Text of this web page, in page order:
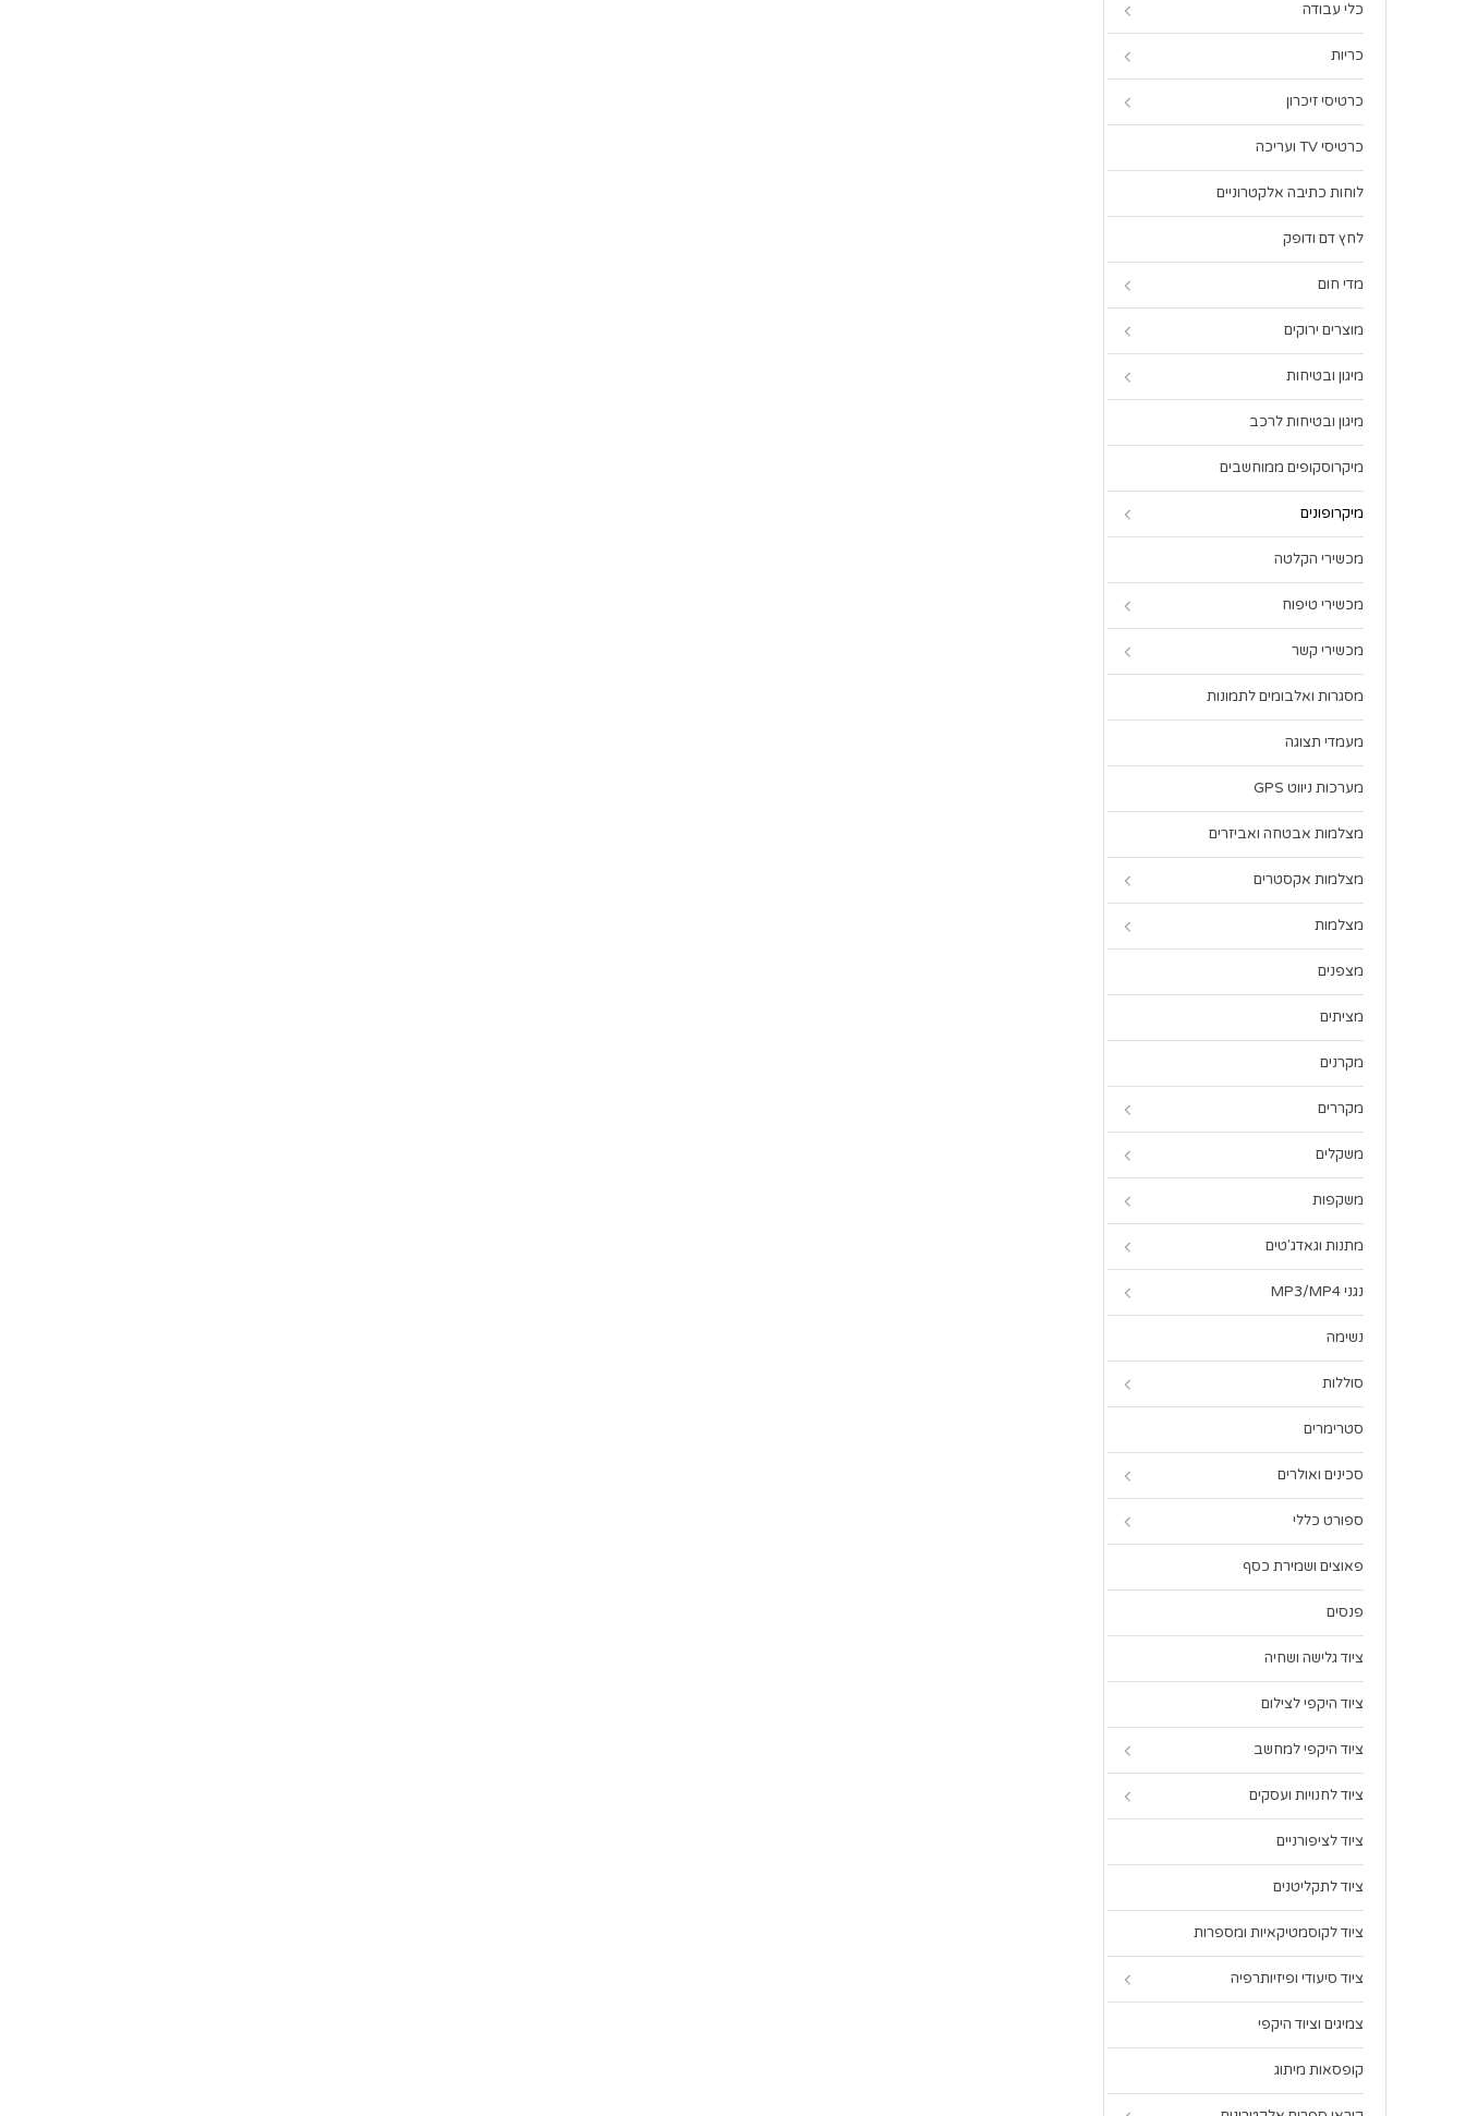
כלי עבודה
כריות
כרטיסי זיכרון
כרטיסי TV ועריכה
לוחות כתיבה אלקטרוניים
לחץ דם ודופק
מדי חום
מוצרים ירוקים
מיגון ובטיחות
מיגון ובטיחות לרכב
מיקרוסקופים ממוחשבים
מיקרופונים
מכשירי הקלטה
מכשירי טיפוח
מכשירי קשר
מסגרות ואלבומים לתמונות
מעמדי תצוגה
מערכות ניווט GPS
מצלמות אבטחה ואביזרים
מצלמות אקסטרים
מצלמות
מצפנים
מציתים
מקרנים
מקררים
משקלים
משקפות
מתנות וגאדג'טים
נגני MP3/MP4
נשימה
סוללות
סטרימרים
סכינים ואולרים
ספורט כללי
פאוצים ושמירת כסף
פנסים
ציוד גלישה ושחיה
ציוד היקפי לצילום
ציוד היקפי למחשב
ציוד לחנויות ועסקים
ציוד לציפורניים
ציוד לתקליטנים
ציוד לקוסמטיקאיות ומספרות
ציוד סיעודי ופיזיותרפיה
צמיגים וציוד היקפי
קופסאות מיתוג